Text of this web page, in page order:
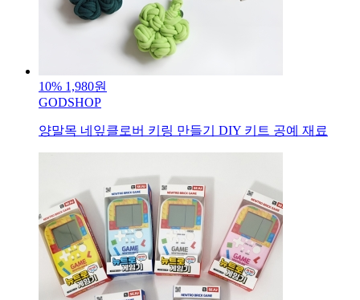
10% 1,980원
GODSHOP
양말목 네잎클로버 키링 만들기 DIY 키트 공예 재료